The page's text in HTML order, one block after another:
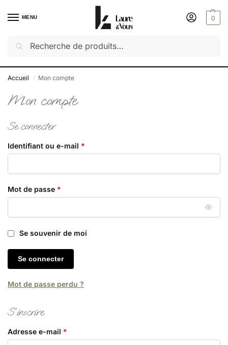
MENU 0
Découvrez notre dernière collection : Saveurs d'été
Accueil / Mon compte
Mon compte
Se connecter
Identifiant ou e-mail *
Mot de passe *
Se souvenir de moi
Se connecter
Mot de passe perdu ?
S’inscrire
Adresse e-mail *